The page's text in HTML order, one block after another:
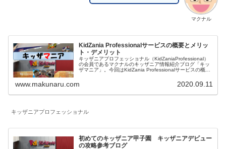
マクナル
KidZania Professionalサービスの概要とメリッ
ト・デメリット
キッザニアプロフェッショナル（KidZaniaProfessional）
の会員であるマクナルのキッザニア情報紹介ブログ「キッ
ザマニア」。今回はKidZania Professionalサービスの概要
www.makunaru.com 2020.09.11
キッザニアプロフェッショナル
初めてのキッザニア甲子園 キッザニアデビュー
の攻略参考ブログ